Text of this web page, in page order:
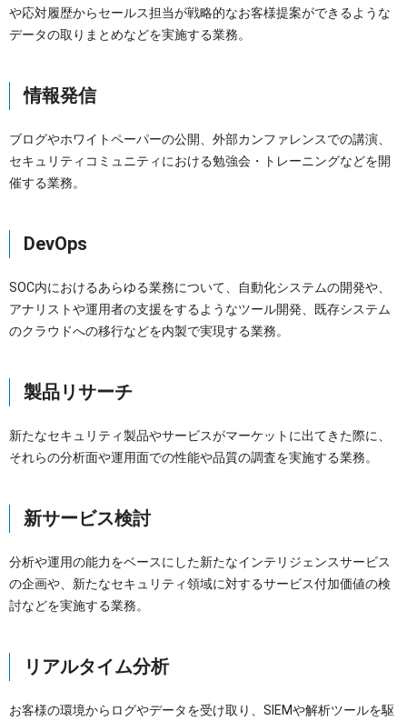
や応対履歴からセールス担当が戦略的なお客様提案ができるような
データの取りまとめなどを実施する業務。
情報発信
ブログやホワイトペーパーの公開、外部カンファレンスでの講演、
セキュリティコミュニティにおける勉強会・トレーニングなどを開
催する業務。
DevOps
SOC内におけるあらゆる業務について、自動化システムの開発や、
アナリストや運用者の支援をするようなツール開発、既存システム
のクラウドへの移行などを内製で実現する業務。
製品リサーチ
新たなセキュリティ製品やサービスがマーケットに出てきた際に、
それらの分析面や運用面での性能や品質の調査を実施する業務。
新サービス検討
分析や運用の能力をベースにした新たなインテリジェンスサービス
の企画や、新たなセキュリティ領域に対するサービス付加価値の検
討などを実施する業務。
リアルタイム分析
お客様の環境からログやデータを受け取り、SIEMや解析ツールを駆